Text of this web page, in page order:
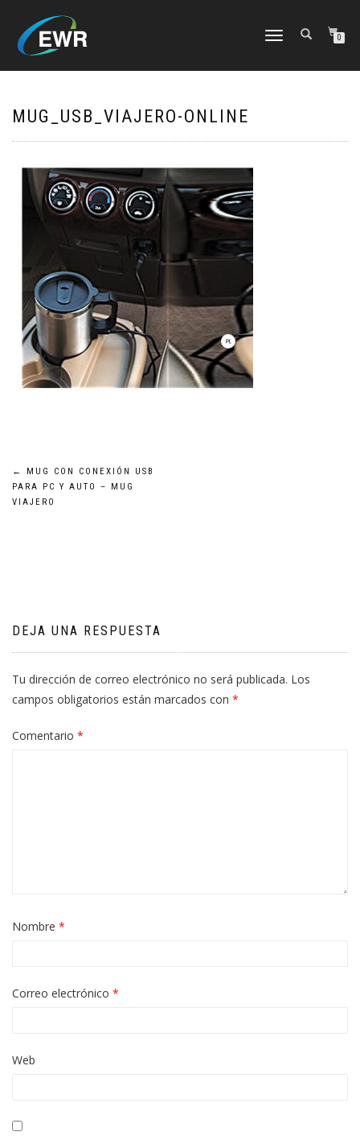
CAMBIAR
0
MUG_USB_VIAJERO-ONLINE
Navegación
de
←
MUG CON CONEXIÓN USB
PARA PC Y AUTO – MUG
VIAJERO
DEJA UNA RESPUESTA
Tu dirección de correo electrónico no será publicada. Los
campos obligatorios están marcados con *
Comentario *
Nombre *
Correo electrónico *
Web